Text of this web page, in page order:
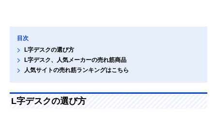
目次
L字デスクの選び方
L字デスク、人気メーカーの売れ筋商品
人気サイトの売れ筋ランキングはこちら
L字デスクの選び方